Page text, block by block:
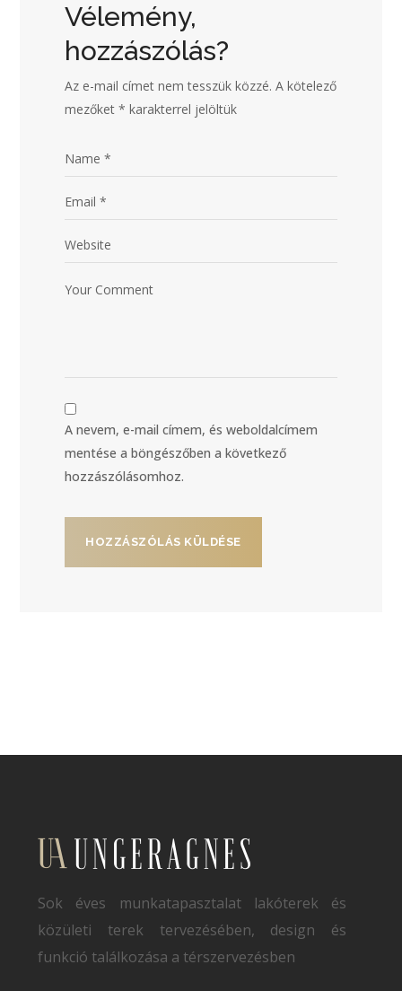
Vélemény,
hozzászólás?
Az e-mail címet nem tesszük közzé. A kötelező
mezőket* karakterrel jelöltük
A nevem, e-mail címem, és weboldalcímem
mentése a böngészőben a következő
hozzászólásomhoz.
Sok éves munkatapasztalat lakóterek és
közületi terek tervezésében, design és
funkció találkozása a térszervezésben